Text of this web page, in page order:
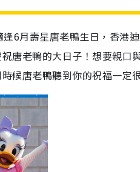
6月壽星唐老鴨生日，香港
唐老鴨的大日子！想要親口
候唐老鴨聽到你的祝福一定